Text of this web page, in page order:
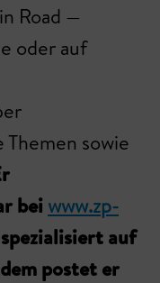
Road —
oder auf
sowie
bei www.zp-
auf
postet er